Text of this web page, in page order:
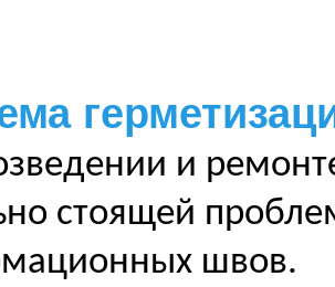
и
стоящей
швов.